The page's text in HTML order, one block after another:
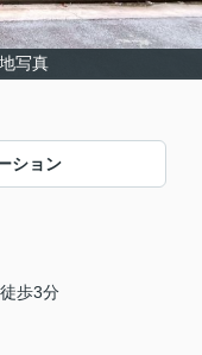
写真
ション
歩3分